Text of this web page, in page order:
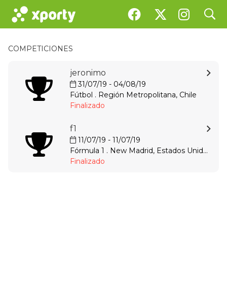
search
COMPETICIONES
jeronimo
31/07/19 - 04/08/19
Fútbol . Región Metropolitana, Chile
Finalizado
f1
11/07/19 - 11/07/19
Fórmula 1 . New Madrid, Estados Unidos
Finalizado